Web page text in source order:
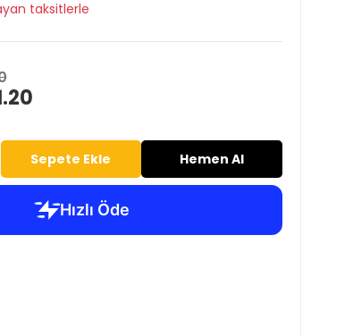
taksitlerle
Sepete Ekle Hemen Al